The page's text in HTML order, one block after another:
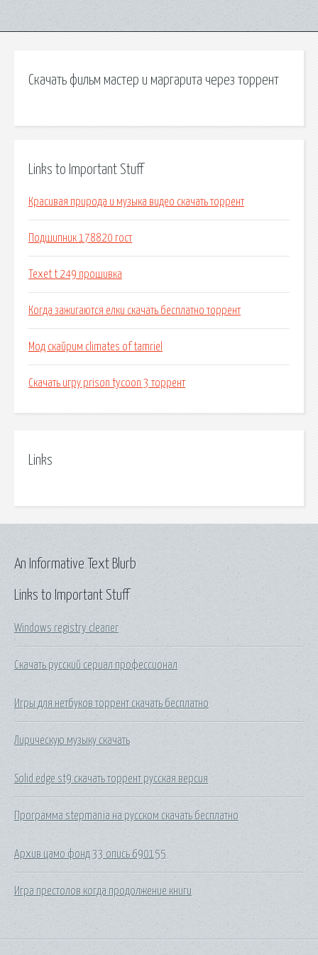
Скачать фильм мастер и маргарита через торрент
Links to Important Stuff
Красивая природа и музыка видео скачать торрент
Подшипник 178820 гост
Texet t 249 прошивка
Когда зажигаются елки скачать бесплатно торрент
Мод скайрим climates of tamriel
Скачать игру prison tycoon 3 торрент
Links
Links to Important Stuff
Windows registry cleaner
Скачать русский сериал профессионал
Игры для нетбуков торрент скачать бесплатно
Лирическую музыку скачать
Solid edge st9 скачать торрент русская версия
Программа stepmania на русском скачать бесплатно
Архив цамо фонд 33 опись 690155
Игра престолов когда продолжение книги
An Informative Text Blurb